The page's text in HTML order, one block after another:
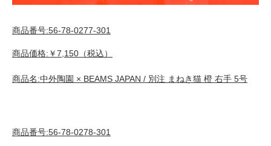
商品番号:56-78-0277-301
商品価格:￥7,150 （税込）
商品名:中外陶園 × BEAMS JAPAN / 別注 まねき猫 橙 右手 5号
商品番号:56-78-0278-301